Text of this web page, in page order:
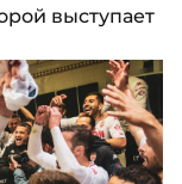
выступает